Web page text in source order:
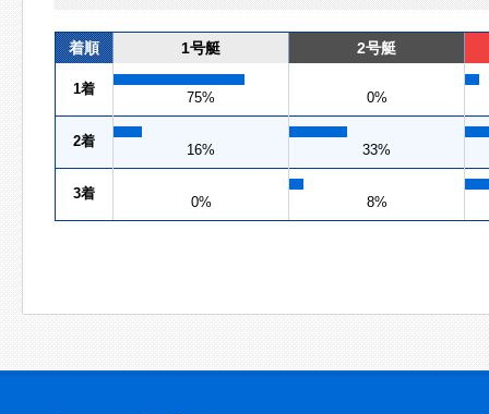
着順 1号艇 2号艇
1着
75% 0%
2着
16% 33%
3着
0% 8%